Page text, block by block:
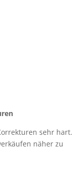
sehr hart.
näher zu